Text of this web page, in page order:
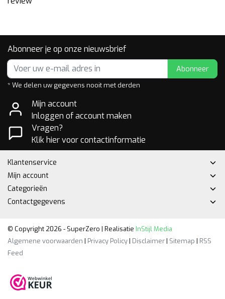
Abonneer je op onze nieuwsbrief
Abonneer
* We delen uw gegevens nooit met derden
Mijn account
Inloggen of account maken
Vragen?
Klik hier voor contactinformatie
Klantenservice
Mijn account
Categorieën
Contactgegevens
© Copyright 2026 - SuperZero | Realisatie InStijl Media
Algemene voorwaarden | Privacy Policy| Disclaimer| Sitemap | RSS
Feed